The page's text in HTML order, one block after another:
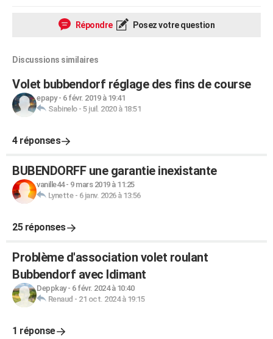
Répondre Posez votre question
Discussions similaires
Volet bubbendorf réglage des fins de course
epapy- 6 févr. 2019 à 19:41
Sabinelo- 5 juil. 2020 à 18:51
4 réponses
BUBENDORFF une garantie inexistante
vanille44- 9 mars 2019 à 11:25
Lynette- 6 janv. 2026 à 13:56
25 réponses
Problème d'association volet roulant
Bubbendorf avec Idimant
Deppkay- 6 févr. 2024 à 10:40
Renaud - 21 oct. 2024 à 19:15
1 réponse